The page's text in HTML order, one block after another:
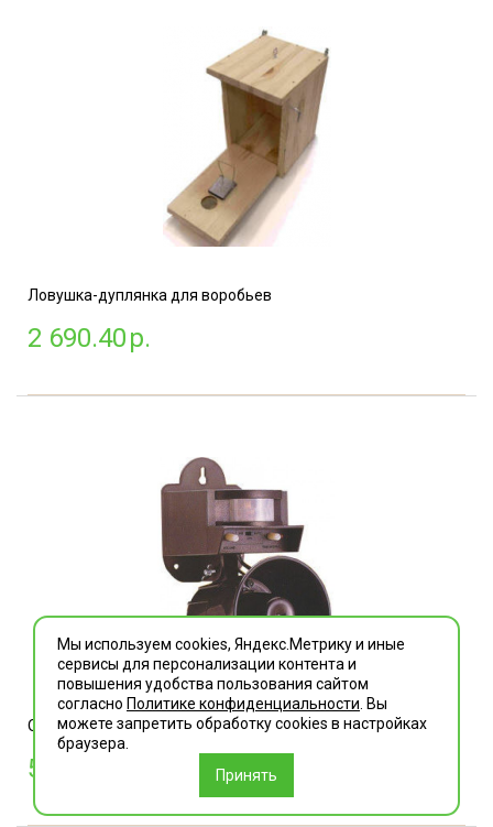
Ловушка-дуплянка для воробьев
2 690.40р.
Отпугиватель LS-2001
5 225.04
Мы используем cookies, Яндекс.Метрику и иные
сервисы для персонализации контента и
повышения удобства пользования сайтом
согласно Политике конфиденциальности . Вы
можете запретить обработку сookies в настройках
браузера.
Принять